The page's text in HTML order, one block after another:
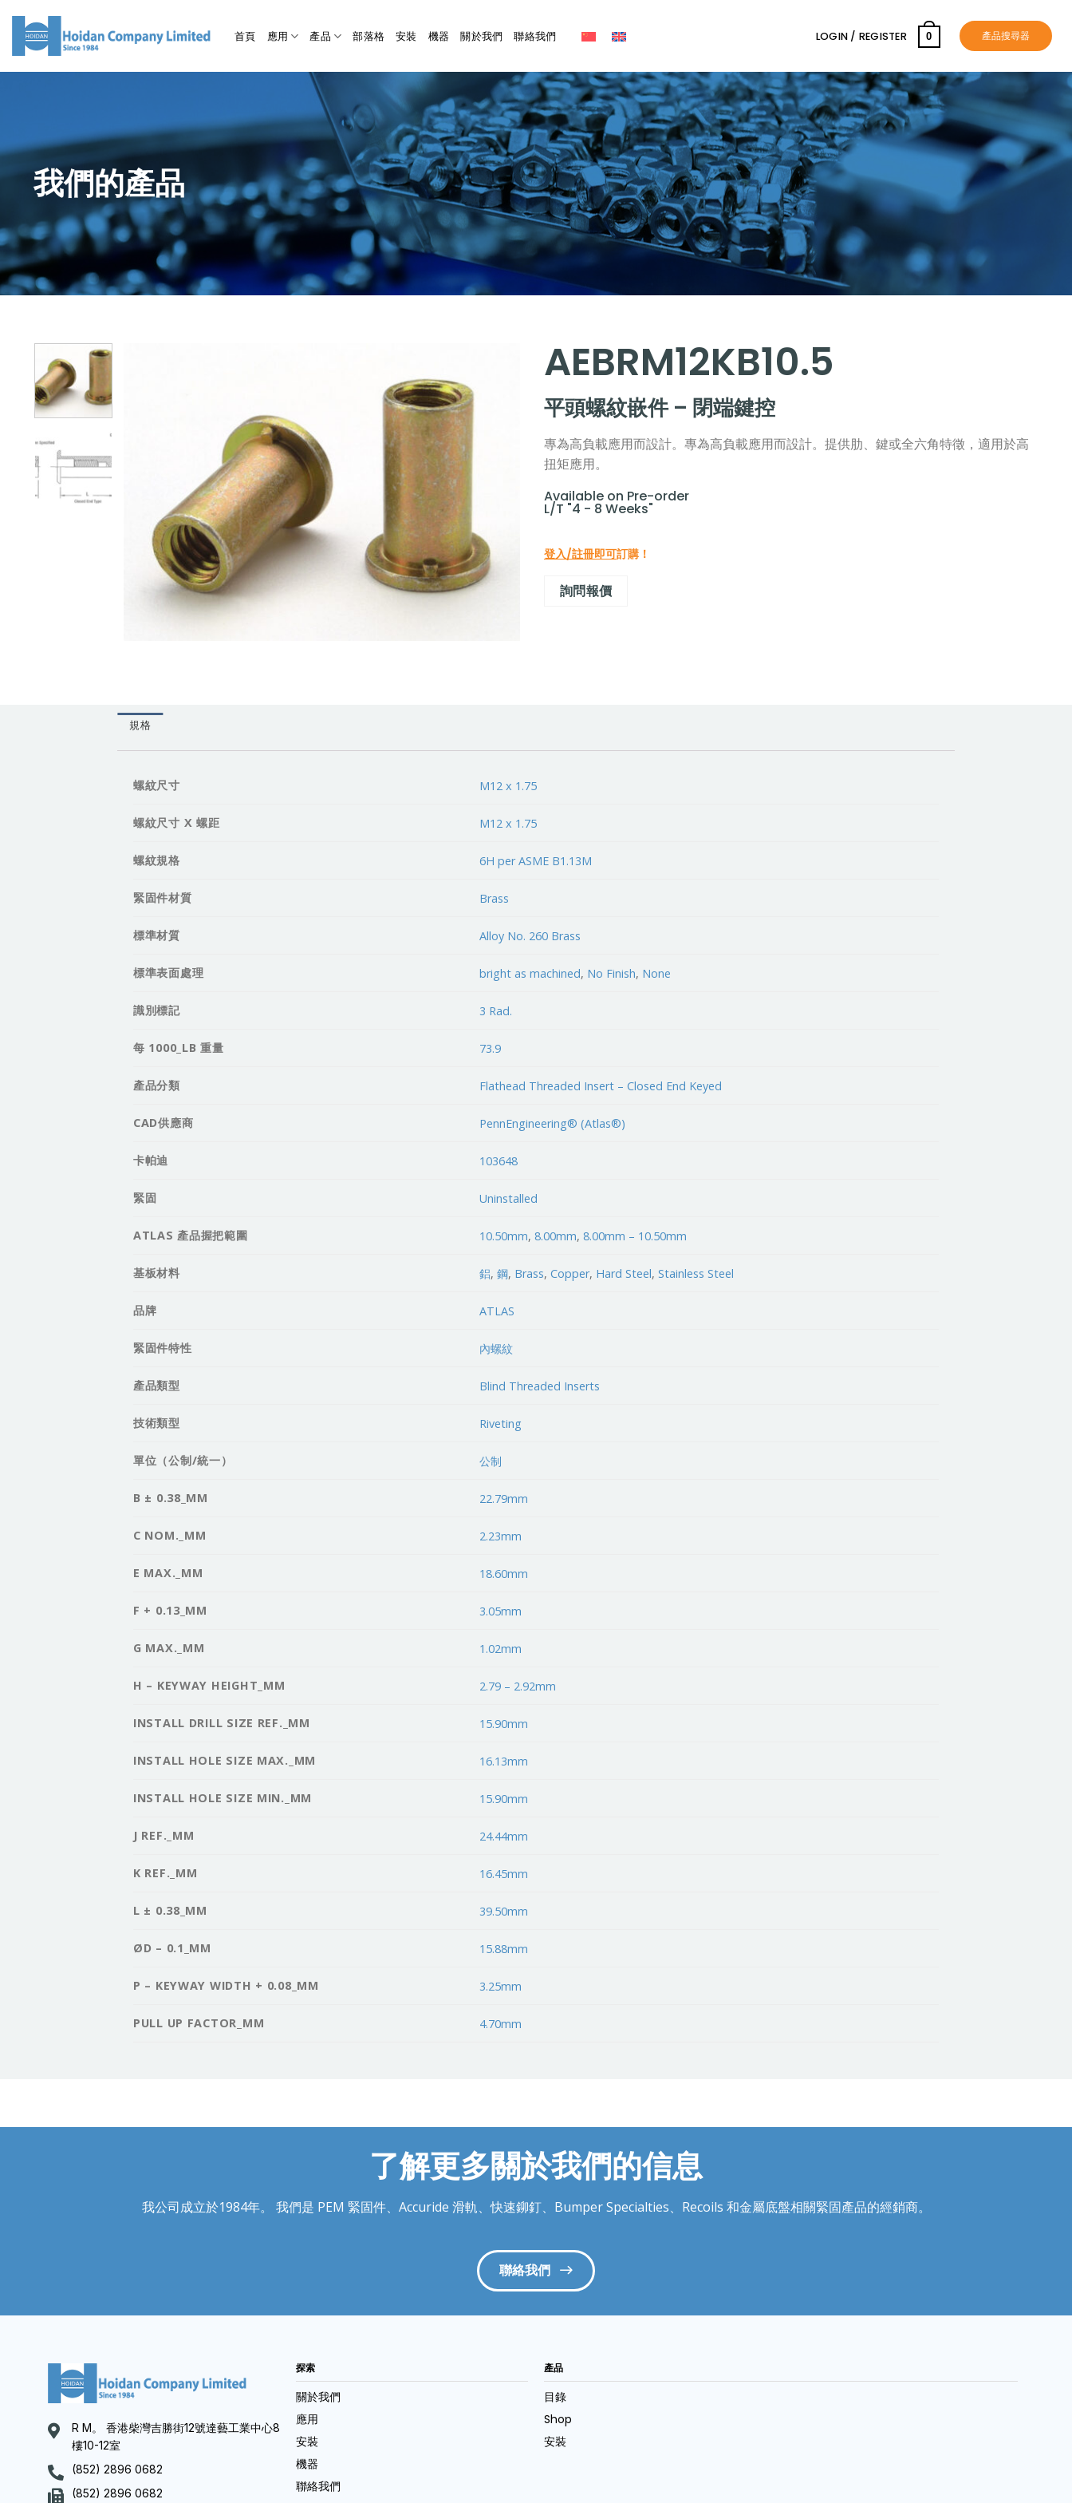
首頁 應用 產品 部落格 安裝 機器 關於我們 聯絡我們 LOGIN / REGISTER 0 產品搜尋器
我們的產品
AEBRM12KB10.5
平頭螺紋嵌件 – 閉端鍵控
專為高負載應用而設計。專為高負載應用而設計。提供肋、鍵或全六角特徵，適用於高
扭矩應用。
Available on Pre-order
L/T "4 - 8 Weeks"
登入/註冊即可訂購！
詢問報價
規格
螺紋尺寸 M12 x 1.75
螺紋尺寸 X 螺距 M12 x 1.75
螺紋規格 6H per ASME B1.13M
緊固件材質 Brass
標準材質 Alloy No. 260 Brass
標準表面處理 bright as machined, No Finish, None
識別標記 3 Rad.
每 1000_LB 重量 73.9
產品分類 Flathead Threaded Insert – Closed End Keyed
CAD供應商 PennEngineering® (Atlas®)
卡帕迪 103648
緊固 Uninstalled
ATLAS 產品握把範圍 10.50mm,8.00mm,8.00mm – 10.50mm
基板材料 鋁,鋼, Brass,Copper, Hard Steel,Stainless Steel
品牌 ATLAS
緊固件特性 內螺紋
產品類型 Blind Threaded Inserts
技術類型 Riveting
單位（公制/統一） 公制
B ± 0.38_MM 22.79mm
C NOM._MM 2.23mm
E MAX._MM 18.60mm
F + 0.13_MM 3.05mm
G MAX._MM 1.02mm
H – KEYWAY HEIGHT_MM 2.79 – 2.92mm
INSTALL DRILL SIZE REF._MM 15.90mm
INSTALL HOLE SIZE MAX._MM 16.13mm
INSTALL HOLE SIZE MIN._MM 15.90mm
J REF._MM 24.44mm
K REF._MM 16.45mm
L ± 0.38_MM 39.50mm
ØD – 0.1_MM 15.88mm
P – KEYWAY WIDTH + 0.08_MM 3.25mm
PULL UP FACTOR_MM 4.70mm
了解更多關於我們的信息
我公司成立於1984年。 我們是 PEM 緊固件、Accuride 滑軌、快速鉚釘、Bumper Specialties、Recoils 和金屬底盤相關緊固產品的經銷商。
聯絡我們
R M。 香港柴灣吉勝街12號達藝工業中心8
樓10-12室
(852) 2896 0682
(852) 2896 0682
探索
關於我們
應用
安裝
機器
聯絡我們
產品
目錄
Shop
安裝